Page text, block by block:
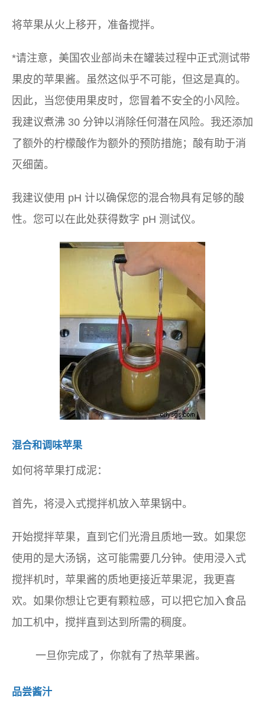
将苹果从火上移开，准备搅拌。
*请注意，美国农业部尚未在罐装过程中正式测试带
果皮的苹果酱。虽然这似乎不可能，但这是真的。
因此，当您使用果皮时，您冒着不安全的小风险。
我建议煮沸 30 分钟以消除任何潜在风险。我还添加
了额外的柠檬酸作为额外的预防措施；酸有助于消
灭细菌。
我建议使用 pH 计以确保您的混合物具有足够的酸
性。您可以在此处获得数字 pH 测试仪。
混合和调味苹果
如何将苹果打成泥：
首先，将浸入式搅拌机放入苹果锅中。
开始搅拌苹果，直到它们光滑且质地一致。如果您
使用的是大汤锅，这可能需要几分钟。使用浸入式
搅拌机时，苹果酱的质地更接近苹果泥，我更喜
欢。如果你想让它更有颗粒感，可以把它加入食品
加工机中，搅拌直到达到所需的稠度。
一旦你完成了，你就有了热苹果酱。
品尝酱汁